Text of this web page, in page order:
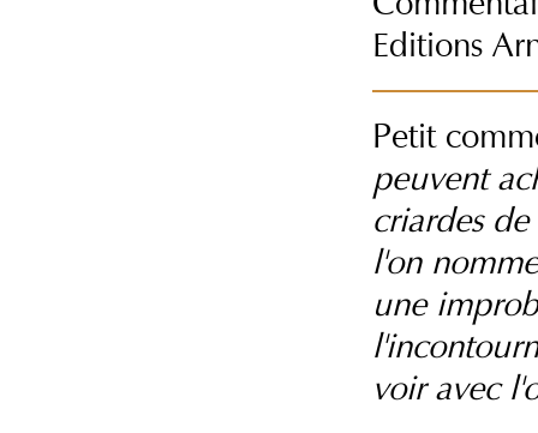
Editions
Petit
peuvent
criardes
l'on
une
voir avec